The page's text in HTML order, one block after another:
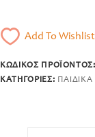
Add To Wishlist
ΚΩΔΙΚΌΣ
ΚΑΤΗΓΟΡΊΕΣ: ΠΑΙΔΙΚΆ